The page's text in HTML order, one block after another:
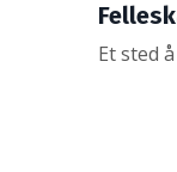
Et sted